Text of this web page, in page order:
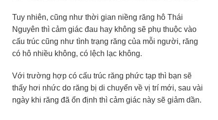
Tuy nhiên, cũng như thời gian niềng răng hô Thái
Nguyên thì cảm giác đau hay không sẽ phụ thuộc vào
cấu trúc cũng như tình trạng răng của mỗi người, răng
có hô nhiều không, có lệch lạc không.
Với trường hợp có cấu trúc răng phức tạp thì bạn sẽ
thấy hơi nhức do răng bị di chuyển về vị trí mới, sau vài
ngày khi răng đã ổn định thì cảm giác này sẽ giảm dần.